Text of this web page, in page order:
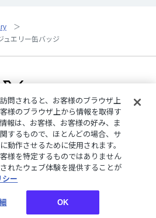
ュエリー缶バッジ
リシー
特定商取引法に基づく表記
お問い合わせにじさんじ公式サイト
ッキーの詳細
Inc.
問されると、お客様のブラウザ上
様のブラウザ上から情報を取得す
報は、お客様、お客様の好み、ま
するもので、ほとんどの場合、サ
動作させるために使用されます。
様を特定するものではありません
れたウェブ体験を提供することが
シー
OK